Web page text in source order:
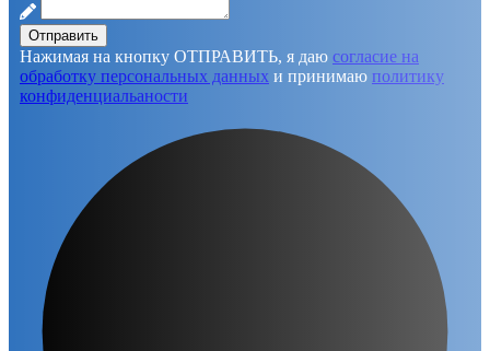
Отправить
Нажимая на кнопку ОТПРАВИТЬ, я даю согласие на
обработку персональных данных и принимаю политику
конфиденциальаности